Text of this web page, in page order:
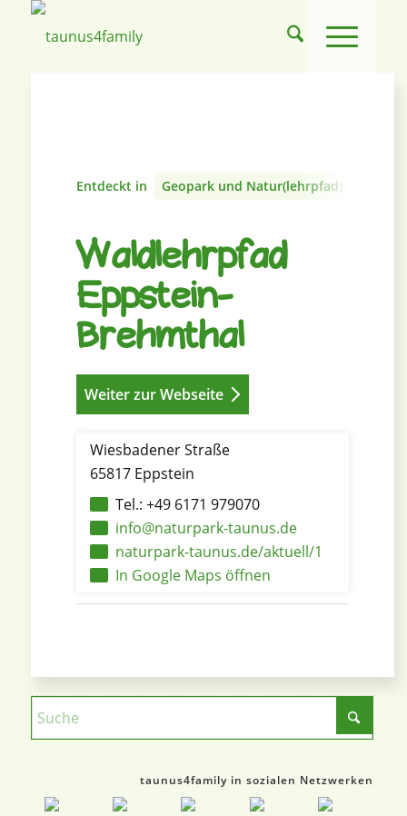
Entdeckt in Geopark und Natur(lehrpfad)
Waldlehrpfad
Eppstein-
Brehmthal
Weiter zur Webseite
Wiesbadener Straße
65817 Eppstein
Tel.: +49 6171 979070
info@naturpark-taunus.de
naturpark-taunus.de/aktuell/1
In Google Maps öffnen
taunus4family in sozialen Netzwerken